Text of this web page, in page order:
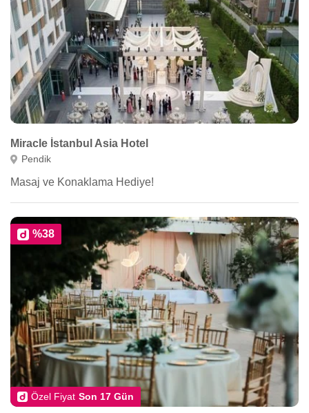
Miracle İstanbul Asia Hotel
Pendik
Masaj ve Konaklama Hediye!
%38
Özel Fiyat Son 17 Gün